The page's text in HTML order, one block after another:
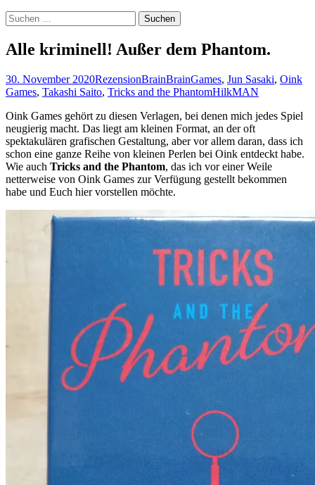
Suchen
nach:
Alle kriminell! Außer dem Phantom.
30. November 2020RezensionBrainBrainGames, Jun Sasaki, Oink
Games, Takashi Saito, Tricks and the PhantomHilkMAN
Oink Games gehört zu diesen Verlagen, bei denen mich jedes Spiel
neugierig macht. Das liegt am kleinen Format, an der oft
spektakulären grafischen Gestaltung, aber vor allem daran, dass ich
schon eine ganze Reihe von kleinen Perlen bei Oink entdeckt habe.
Wie auch Tricks and the Phantom, das ich vor einer Weile
netterweise von Oink Games zur Verfügung gestellt bekommen
habe und Euch hier vorstellen möchte.